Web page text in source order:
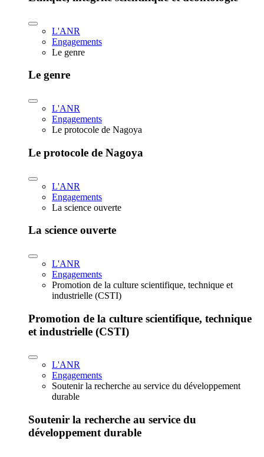
L'ANR
Engagements
Le genre
Le genre
L'ANR
Engagements
Le protocole de Nagoya
Le protocole de Nagoya
L'ANR
Engagements
La science ouverte
La science ouverte
L'ANR
Engagements
Promotion de la culture scientifique, technique et
industrielle (CSTI)
Promotion de la culture scientifique, technique
et industrielle (CSTI)
L'ANR
Engagements
Soutenir la recherche au service du développement
durable
Soutenir la recherche au service du
développement durable